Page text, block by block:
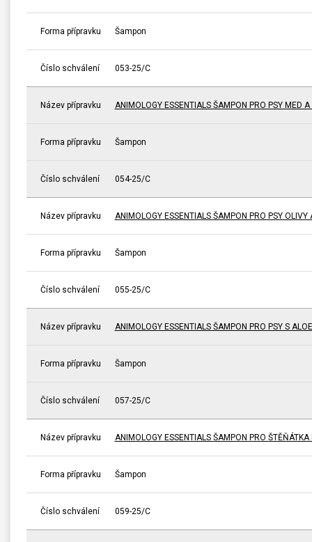
Forma přípravku Šampon
Číslo schválení 053-25/C
Název přípravku ANIMOLOGY ESSENTIALS ŠAMPON PRO PSY MED
Forma přípravku Šampon
Číslo schválení 054-25/C
Název přípravku ANIMOLOGY ESSENTIALS ŠAMPON PRO PSY OLIVY
Forma přípravku Šampon
Číslo schválení 055-25/C
Název přípravku ANIMOLOGY ESSENTIALS ŠAMPON PRO PSY S
Forma přípravku Šampon
Číslo schválení 057-25/C
Název přípravku ANIMOLOGY ESSENTIALS ŠAMPON PRO
Forma přípravku Šampon
Číslo schválení 059-25/C